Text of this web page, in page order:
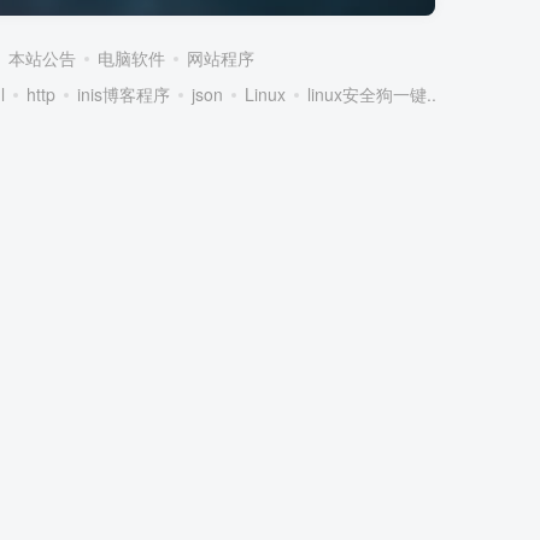
本站公告 电脑软件
网站程序
http inis博客程序 json Linux linux安全狗一键...